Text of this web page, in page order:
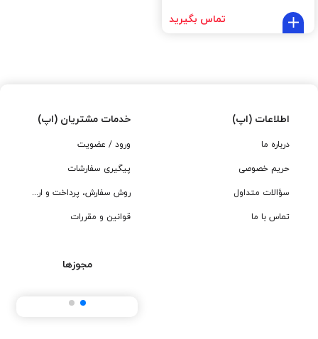
تماس بگیرید
اطلاعات (اپ)
درباره ما
حریم خصوصی
سؤالات متداول
تماس با ما
خدمات مشتریان (اپ)
ورود / عضویت
پیگیری سفارشات
روش سفارش، پرداخت و ارسال
قوانین و مقررات
مجوزها